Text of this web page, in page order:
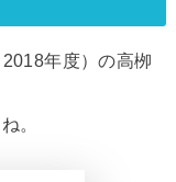
年度）の高栁
。